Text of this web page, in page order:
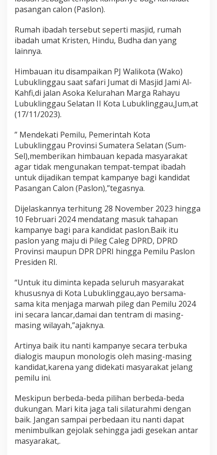
a
n
a
d
n
R
u
m
a
b
a
d
a
h
T
e
p
a
t
K
a
m
y
e
pasangan calon (Paslon).
Rumah ibadah tersebut seperti masjid, rumah
ibadah umat Kristen, Hindu, Budha dan yang
lainnya.
Himbauan itu disampaikan PJ Walikota (Wako)
Lubuklinggau saat safari Jumat di Masjid Jami Al-
Kahfi,di jalan Asoka Kelurahan Marga Rahayu
Lubuklinggau Selatan II Kota Lubuklinggau,Jum,at
(17/11/2023).
” Mendekati Pemilu, Pemerintah Kota
Lubuklinggau Provinsi Sumatera Selatan (Sum-
Sel),memberikan himbauan kepada masyarakat
agar tidak mengunakan tempat-tempat ibadah
untuk dijadikan tempat kampanye bagi kandidat
Pasangan Calon (Paslon),”tegasnya.
Dijelaskannya terhitung 28 November 2023 hingga
10 Februari 2024 mendatang masuk tahapan
kampanye bagi para kandidat paslon.Baik itu
paslon yang maju di Pileg Caleg DPRD, DPRD
Provinsi maupun DPR DPRI hingga Pemilu Paslon
Presiden RI.
“Untuk itu diminta kepada seluruh masyarakat
khususnya di Kota Lubuklinggau,ayo bersama-
sama kita menjaga marwah pileg dan Pemilu 2024
ini secara lancar,damai dan tentram di masing-
masing wilayah,”ajaknya.
Artinya baik itu nanti kampanye secara terbuka
dialogis maupun monologis oleh masing-masing
kandidat,karena yang didekati masyarakat jelang
pemilu ini.
Meskipun berbeda-beda pilihan berbeda-beda
dukungan. Mari kita jaga tali silaturahmi dengan
baik. Jangan sampai perbedaan itu nanti dapat
menimbulkan gejolak sehingga jadi gesekan antar
masyarakat,.